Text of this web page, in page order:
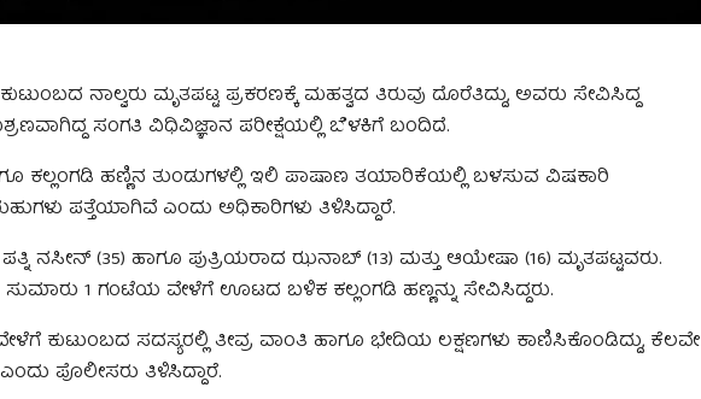
ನಾಲ್ವರು ಮೃತಪಟ್ಟ ಪ್ರಕರಣಕ್ಕೆ ಮಹತ್ವದ ತಿರುವು ದೊರೆತಿದ್ದು, ಅವರು ಸೇವಿಸಿದ್ದ
ಸಂಗತಿ ವಿಧಿವಿಜ್ಞಾನ ಪರೀಕ್ಷೆಯಲ್ಲಿ ಬೆಳಕಿಗೆ ಬಂದಿದೆ.
ಕಲ್ಲಂಗಡಿ ಹಣ್ಣಿನ ತುಂಡುಗಳಲ್ಲಿ ಇಲಿ ಪಾಷಾಣ ತಯಾರಿಕೆಯಲ್ಲಿ ಬಳಸುವ ವಿಷಕಾರಿ
ಪತ್ತೆಯಾಗಿವೆ ಎಂದು ಅಧಿಕಾರಿಗಳು ತಿಳಿಸಿದ್ದಾರೆ.
ನಸೀನ್ (35) ಹಾಗೂ ಪುತ್ರಿಯರಾದ ಝನಾಬ್ (13) ಮತ್ತು ಆಯೇಷಾ (16) ಮೃತಪಟ್ಟವರು.
ಸುಮಾರು 1 ಗಂಟೆಯ ವೇಳೆಗೆ ಊಟದ ಬಳಿಕ ಕಲ್ಲಂಗಡಿ ಹಣ್ಣನ್ನು ಸೇವಿಸಿದ್ದರು.
ಕುಟುಂಬದ ಸದಸ್ಯರಲ್ಲಿ ತೀವ್ರ ವಾಂತಿ ಹಾಗೂ ಭೇದಿಯ ಲಕ್ಷಣಗಳು ಕಾಣಿಸಿಕೊಂಡಿದ್ದು, ಕೆಲವೇ
ಪೊಲೀಸರು ತಿಳಿಸಿದ್ದಾರೆ.